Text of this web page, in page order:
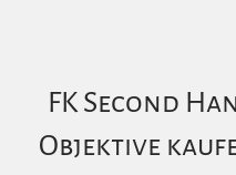
FK Second
Objektive